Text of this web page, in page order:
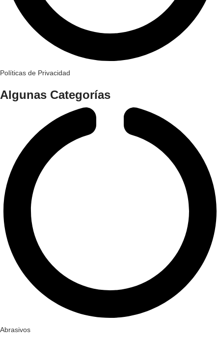
Políticas de Privacidad
Algunas Categorías
Abrasivos